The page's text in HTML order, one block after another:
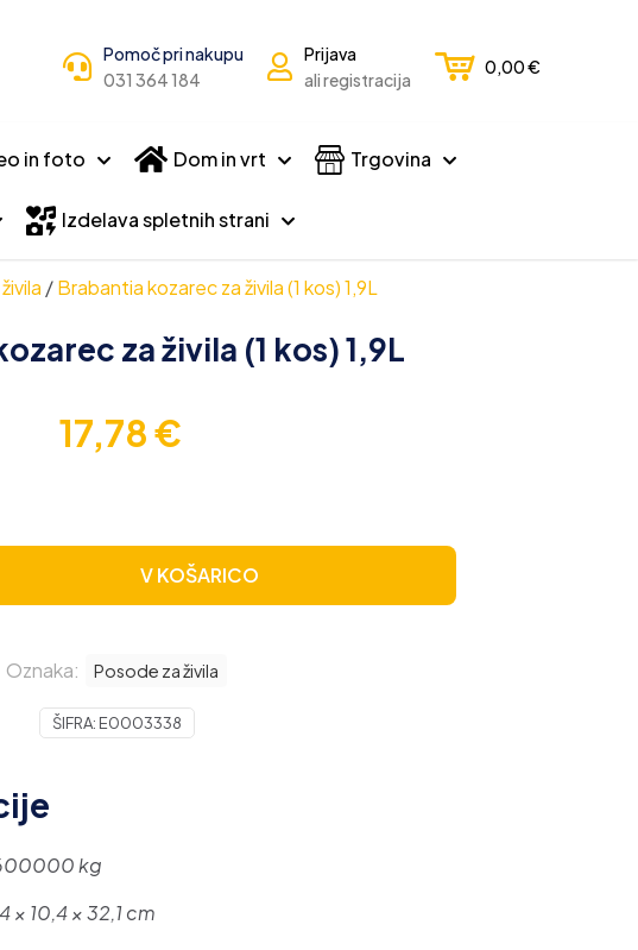
Pomoč pri nakupu
031 364 184
Prijava
ali registracija
0,00€
in foto Dom in vrt Trgovina
Izdelava spletnih strani
/Brabantia kozarec za živila (1 kos) 1,9L
za živila (1 kos) 1,9L
17,78€
V KOŠARICO
Oznaka: Posode za živila
ŠIFRA: E0003338
kg
× 10,4 × 32,1 cm